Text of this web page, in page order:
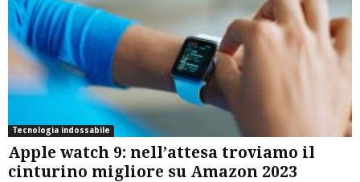
Tecnologia indossabile
Apple watch 9: nell’attesa troviamo il
cinturino migliore su Amazon 2023